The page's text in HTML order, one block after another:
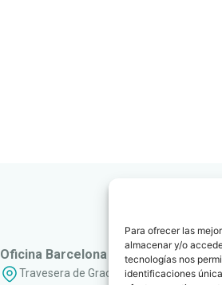
Para ofrecer las
almacenar y/o
tecnologías nos
identificaciones
Oficina Barcelona
Travesera de Gracia, 56 - 1º, 3ª 08006